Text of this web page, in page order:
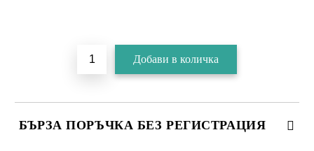
БЪРЗА ПОРЪЧКА БЕЗ РЕГИСТРАЦИЯ